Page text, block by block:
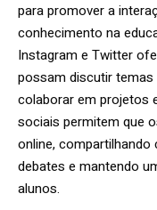
para promover a
conhecimento na
Instagram e Twitter
possam discutir temas
colaborar em projetos
sociais permitem que
online,
debates e mantendo
alunos.